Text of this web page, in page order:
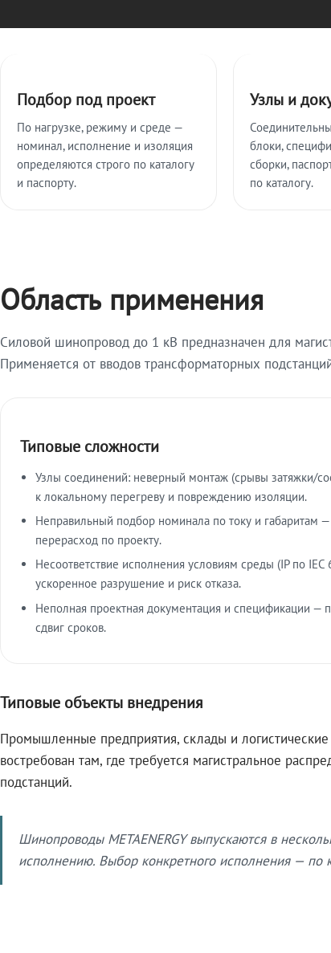
Подбор под проект
По нагрузке, режиму и среде —
номинал, исполнение и изоляция
определяются строго по каталогу
и паспорту.
Узлы и
блоки,
сборки,
по каталогу.
Область применения
Силовой шинопровод до 1 кВ предназначен для
Применяется от вводов трансформаторных
Типовые сложности
Узлы соединений: неверный монтаж (срывы затяжки/
к локальному перегреву и повреждению изоляции.
Неправильный подбор номинала по току и габаритам
перерасход по проекту.
Несоответствие исполнения условиям среды (IP по IEC
ускоренное разрушение и риск отказа.
Неполная проектная документация и спецификации —
сдвиг сроков.
Типовые объекты внедрения
Промышленные предприятия, склады и
востребован там, где требуется магистральное
подстанций.
Шинопроводы METAENERGY выпускаются в
исполнению. Выбор конкретного исполнения — по